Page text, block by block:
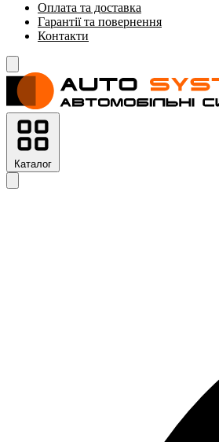
Оплата та доставка
Гарантії та повернення
Контакти
Каталог